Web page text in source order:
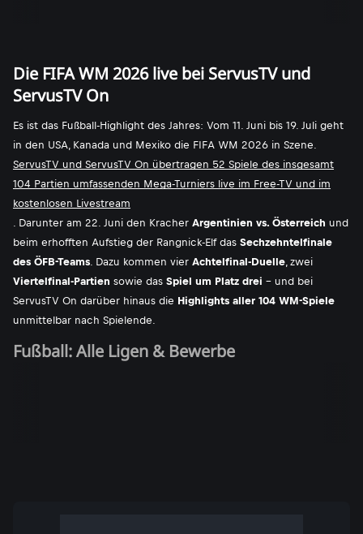
Die FIFA WM 2026 live bei ServusTV und
ServusTV On
Es ist das Fußball-Highlight des Jahres: Vom 11. Juni bis 19. Juli geht
in den USA, Kanada und Mexiko die FIFA WM 2026 in Szene.
ServusTV und ServusTV On übertragen 52 Spiele des insgesamt
104 Partien umfassenden Mega-Turniers live im Free-TV und im
kostenlosen Livestream
. Darunter am 22. Juni den Kracher Argentinien vs. Österreich und
beim erhofften Aufstieg der Rangnick-Elf das Sechzehntelfinale
des ÖFB-Teams. Dazu kommen vier Achtelfinal-Duelle, zwei
Viertelfinal-Partien sowie das Spiel um Platz drei - und bei
ServusTV On darüber hinaus die Highlights aller 104 WM-Spiele
unmittelbar nach Spielende.
Fußball: Alle Ligen & Bewerbe